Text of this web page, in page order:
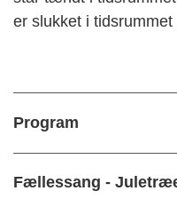
er slukket i
Program
Fællessang -